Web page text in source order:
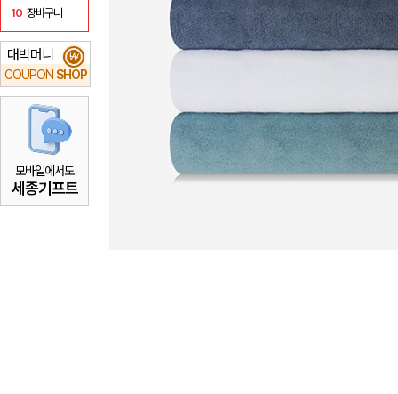
10 장바구니
대박머니
COUPON SHOP
₩
모바일에서도
세종기프트